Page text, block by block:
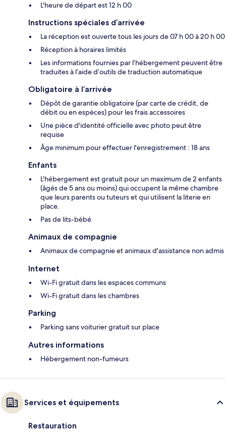
L'heure de départ est 12 h 00
Instructions spéciales d’arrivée
La réception est ouverte tous les jours de 07 h 00 à 20 h 00
Réception à horaires limités
Les informations fournies par l’hébergement peuvent être
traduites à l’aide d’outils de traduction automatique
Obligatoire à l’arrivée
Dépôt de garantie obligatoire (par carte de crédit, de
débit ou en espèces) pour les frais accessoires
Une pièce d'identité officielle avec photo peut être
requise
Âge minimum pour effectuer l'enregistrement : 18 ans
Enfants
L'hébergement est gratuit pour un maximum de 2 enfants
(âgés de 5 ans ou moins) qui occupent la même chambre
que leurs parents ou tuteurs et qui utilisent la literie en
place.
Pas de lits-bébé
Animaux de compagnie
Animaux de compagnie et animaux d'assistance non admis
Internet
Wi-Fi gratuit dans les espaces communs
Wi-Fi gratuit dans les chambres
Parking
Parking sans voiturier gratuit sur place
Autres informations
Hébergement non-fumeurs
Services et équipements
Restauration